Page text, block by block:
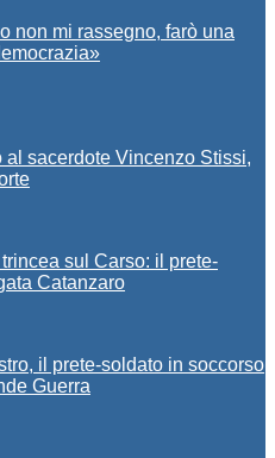
non mi rassegno, farò una
al sacerdote Vincenzo Stissi,
sul Carso: il prete-
Catanzaro
il prete-soldato in soccorso
Guerra